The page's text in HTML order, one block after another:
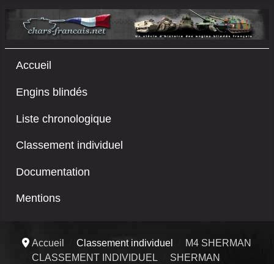
Accueil
Engins blindés
Liste chronologique
Classement individuel
Documentation
Mentions
Accueil Classement individuel
M4 SHERMAN
CLASSEMENT INDIVIDUEL
SHERMAN